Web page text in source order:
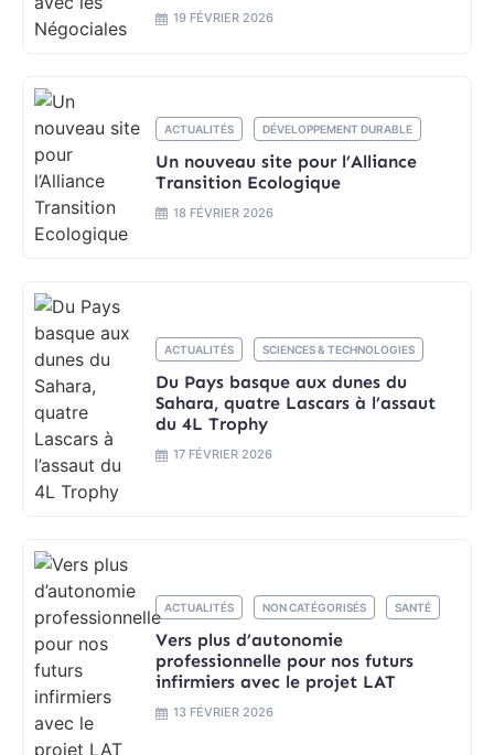
19 FÉVRIER 2026
ACTUALITÉS DÉVELOPPEMENT DURABLE
Un nouveau site pour l’Alliance
Transition Ecologique
18 FÉVRIER 2026
ACTUALITÉS SCIENCES & TECHNOLOGIES
Du Pays basque aux dunes du
Sahara, quatre Lascars à l’assaut
du 4L Trophy
17 FÉVRIER 2026
ACTUALITÉS NON CATÉGORISÉS SANTÉ
Vers plus d’autonomie
professionnelle pour nos futurs
infirmiers avec le projet LAT
13 FÉVRIER 2026